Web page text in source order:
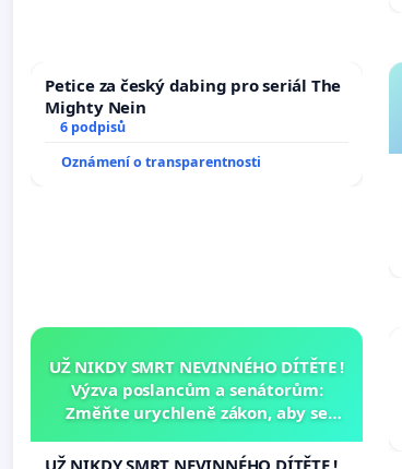
Petice za český dabing pro seriál The
Mighty Nein
6 podpisů
Oznámení o transparentnosti
UŽ NIKDY SMRT NEVINNÉHO DÍTĚTE !
Výzva poslancům a senátorům:
Změňte urychleně zákon, aby se
opakovat!